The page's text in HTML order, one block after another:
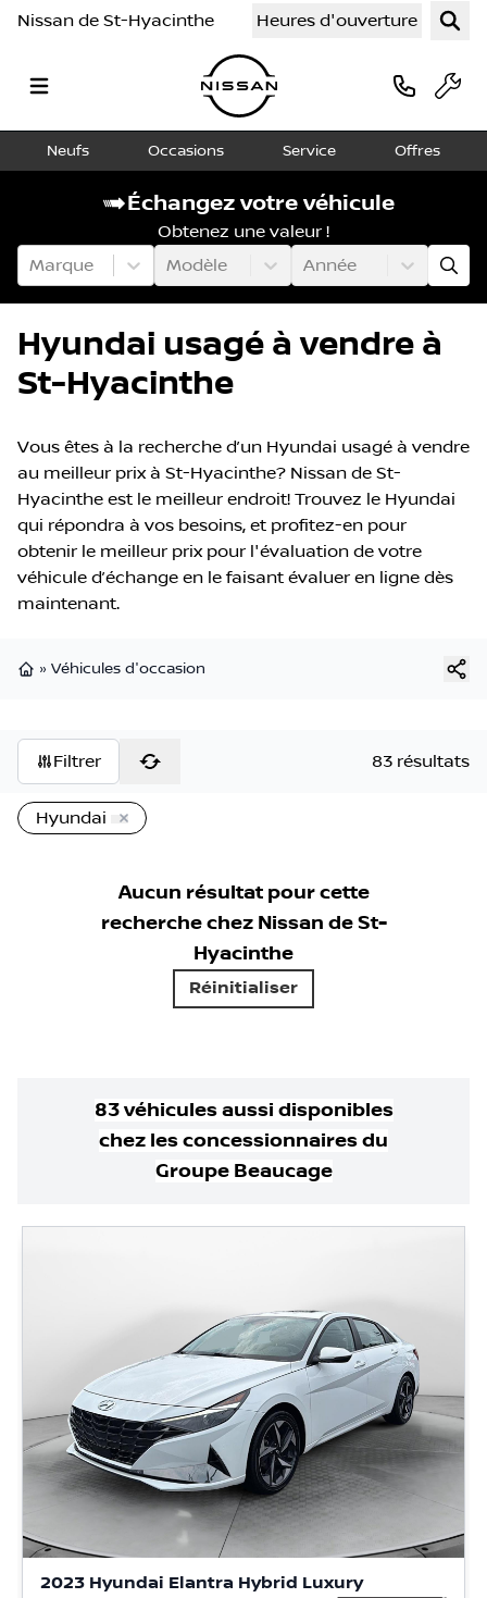
Nissan de St-Hyacinthe Heures d'ouverture
Neufs Occasions Service Offres
Échangez votre véhicule
Obtenez une valeur !
Marque
Modèle Année
Hyundai usagé à vendre à
St-Hyacinthe
Vous êtes à la recherche d’un Hyundai usagé à vendre
au meilleur prix à St-Hyacinthe? Nissan de St-
Hyacinthe est le meilleur endroit! Trouvez le Hyundai
qui répondra à vos besoins, et profitez-en pour
obtenir le meilleur prix pour l'évaluation de votre
véhicule d’échange en le faisant évaluer en ligne dès
maintenant.
» Véhicules d'occasion
Filtrer 83 résultats
Hyundai
Aucun résultat pour cette
recherche chez Nissan de St-
Hyacinthe
Réinitialiser
83véhicules aussi disponibles
chez les concessionnairesdu
Groupe Beaucage
2023 Hyundai Elantra Hybrid Luxury